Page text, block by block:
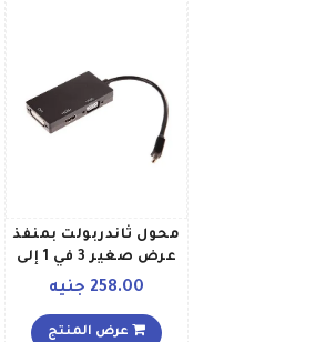
محول ثاندربولت بمنفذ
عرض صغير 3 في 1 إلى
محول DVI+VGA+HDMI
أسود
258.00 جنيه
عرض المنتج